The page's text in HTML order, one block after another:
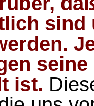
sind
ist.